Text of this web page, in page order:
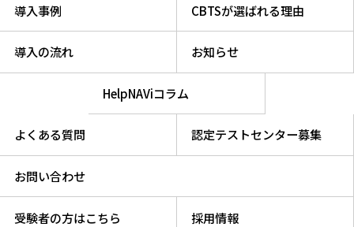
導入事例 CBTSが選ばれる理由
導入の流れ お知らせ
HelpNAViコラム
よくある質問 認定テストセンター募集
お問い合わせ
受験者の方はこちら 採用情報